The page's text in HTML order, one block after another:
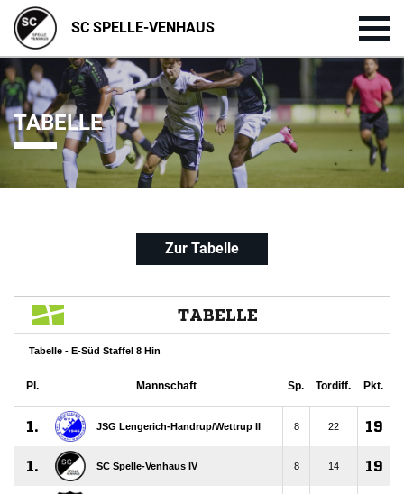
SC SPELLE-VENHAUS
TABELLE
Zur Tabelle